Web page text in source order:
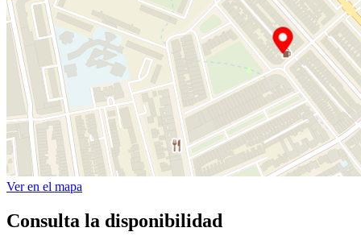
Ver en el mapa
Consulta la disponibilidad